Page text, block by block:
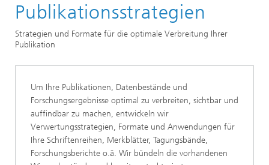
Publikationsstrategien
Strategien und Formate für die optimale Verbreitung Ihrer
Publikation
Um Ihre Publikationen, Datenbestände und
Forschungsergebnisse optimal zu ver­breiten, sichtbar und
auffindbar zu machen, entwickeln wir
Verwertungsstrategien, Formate und Anwendungen für
Ihre Schriftenreihen, Merkblätter, Tagungsbände,
Forschungsberichte o.ä. Wir bündeln die vorhandenen